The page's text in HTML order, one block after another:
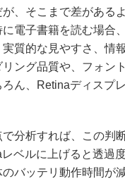
が、そこまで差がある
に電子書籍を読む場合
質的な見やすさ、情
ング品質や、フォン
ん、Retinaディスプ
分析すれば、この判
ベルに上げると透過
バッテリ動作時間が